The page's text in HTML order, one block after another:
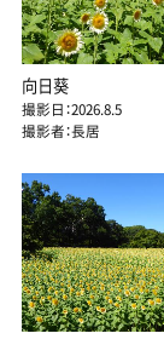
向日葵
撮影日：2026.8.5
撮影者：長居